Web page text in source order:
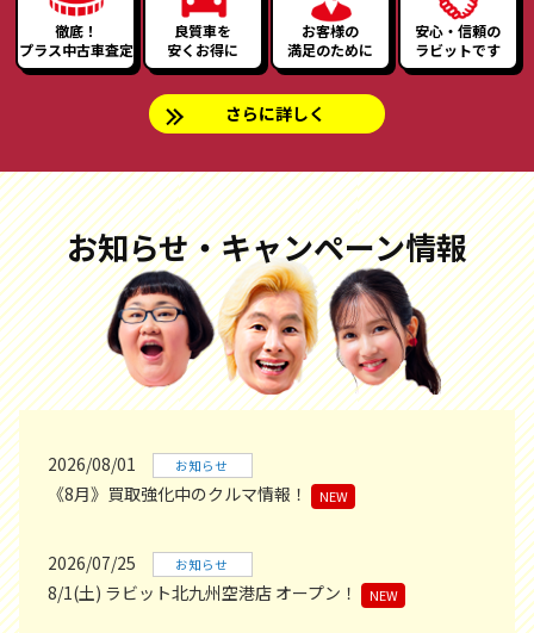
徹底！
プラス中古車査定
良質車を
安くお得に
お客様の
満足のために
安心・信頼の
ラビットです
さらに詳しく
お知らせ・キャンペーン情報
2026/08/01 お知らせ
《8月》買取強化中のクルマ情報！ NEW
2026/07/25 お知らせ
8/1(土) ラビット北九州空港店 オープン！ NEW